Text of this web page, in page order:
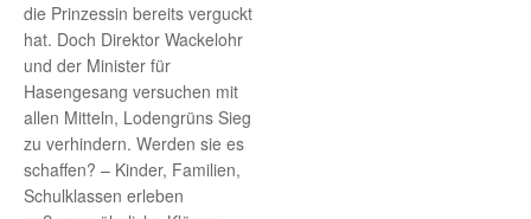
die Prinzessin bereits verguckt
hat. Doch Direktor Wackelohr
und der Minister für
Hasengesang versuchen mit
allen Mitteln, Lodengrüns Sieg
zu verhindern. Werden sie es
schaffen? – Kinder, Familien,
Schulklassen erleben